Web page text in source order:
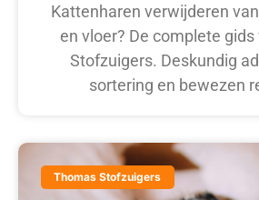
Kattenharen verwijderen
en vloer? De complete
Stofzuigers. Deskundig
sortering en bewezen
Thomas Stofzuigers